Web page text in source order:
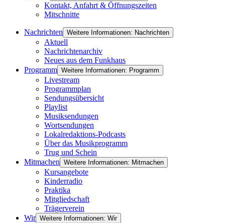
Kontakt, Anfahrt & Öffnungszeiten
Mitschnitte
Nachrichten Weitere Informationen: Nachrichten
Aktuell
Nachrichtenarchiv
Neues aus dem Funkhaus
Programm Weitere Informationen: Programm
Livestream
Programmplan
Sendungsübersicht
Playlist
Musiksendungen
Wortsendungen
Lokalredaktions-Podcasts
Über das Musikprogramm
Trug und Schein
Mitmachen Weitere Informationen: Mitmachen
Kursangebote
Kinderradio
Praktika
Mitgliedschaft
Trägerverein
Wir Weitere Informationen: Wir